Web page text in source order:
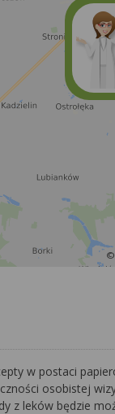
©
w postaci
osobistej
z leków będzie